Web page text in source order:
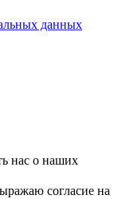
данных
нас о наших
согласие на